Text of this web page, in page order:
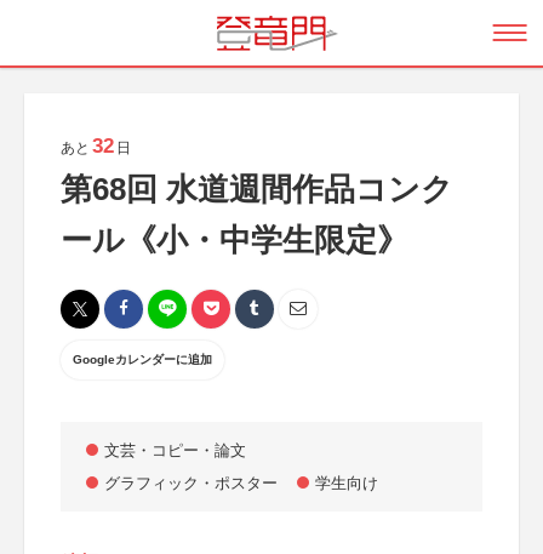
あと 32 日
第68回 水道週間作品コンク
ール《小・中学生限定》
Googleカレンダーに追加
文芸・コピー・論文
グラフィック・ポスター
学生向け